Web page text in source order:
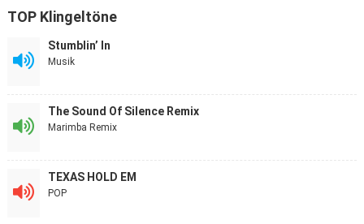
TOP Klingeltöne
Stumblin’ In
Musik
The Sound Of Silence Remix
Marimba Remix
TEXAS HOLD EM
POP